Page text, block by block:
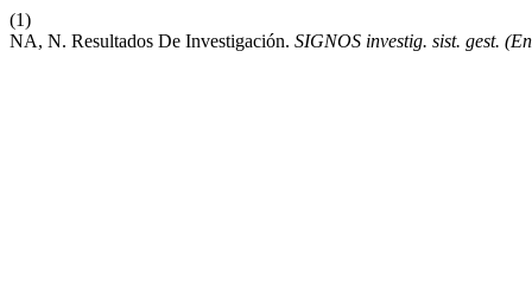
(1)
NA, N. Resultados De Investigación. SIGNOS investig. sist. gest.